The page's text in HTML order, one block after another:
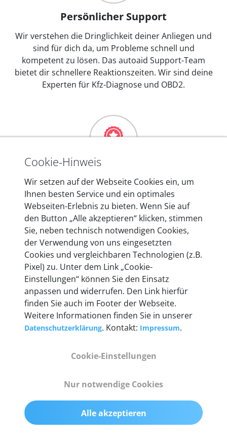
Persönlicher Support
Wir verstehen die Dringlichkeit deiner Anliegen und
sind für dich da, um Probleme schnell und
kompetent zu lösen. Das autoaid Support-Team
bietet dir schnellere Reaktionszeiten. Wir sind deine
Experten für Kfz-Diagnose und OBD2.
Mehr als 10 Jahre Erfahrung
In den Kfz-Diagnosegeräten von autoaid stecken
mehr als 10 Jahre Erfahrung, und auch in Zukunft
entwickeln wir unsere Produkte am Standort in
Berlin laufend weiter. Auf diese Qualität vertrauen
heute mehr als 60.000 Privatkunden und
Unternehmen.
Technische Details &
Gewicht
Cookie-Hinweis
Wir setzen auf der Webseite Cookies ein, um
Ihnen besten Service und ein optimales
Webseiten-Erlebnis zu bieten. Wenn Sie auf
den Button „Alle akzeptieren“ klicken, stimmen
Sie, neben technisch notwendigen Cookies,
der Verwendung von uns eingesetzten
Cookies und vergleichbaren Technologien (z.B.
Pixel) zu. Unter dem Link „Cookie-
Einstellungen“ können Sie den Einsatz
anpassen und widerrufen. Den Link hierfür
finden Sie auch im Footer der Webseite.
Weitere Informationen finden Sie in unserer
Datenschutzerklärung. Kontakt: Impressum.
Cookie-Einstellungen
Nur notwendige Cookies
Alle akzeptieren